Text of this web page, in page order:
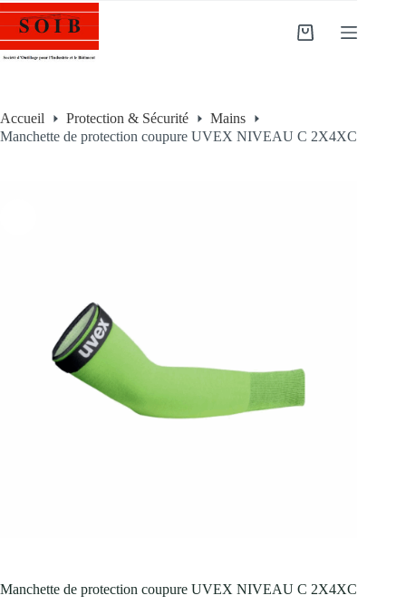
Accueil Protection & Sécurité
Mains
Manchette de protection coupure UVEX NIVEAU C 2X4XC
Manchette de protection coupure UVEX NIVEAU C 2X4XC